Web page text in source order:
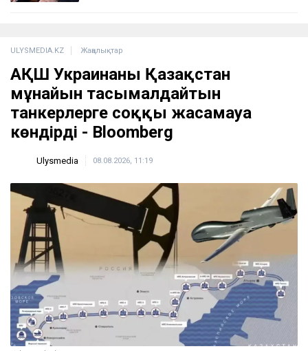
ҚАЗІР ОҚЫЛЫП ЖАТЫР
маңызды мәлімдеме жасады
кеше, 19:15
Лионель Мессидің әкесі қайтыс болды
кеше, 18:45
2 сағатта 100 сұрақ: Қазақстан азаматтығын
алу үшін тест қалай өтеді?
кеше, 17:59